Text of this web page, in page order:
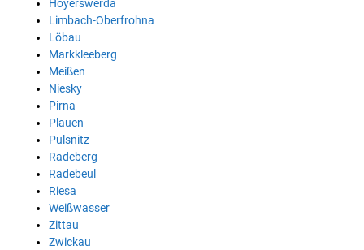
Hoyerswerda
Limbach-Oberfrohna
Löbau
Markkleeberg
Meißen
Niesky
Pirna
Plauen
Pulsnitz
Radeberg
Radebeul
Riesa
Weißwasser
Zittau
Zwickau